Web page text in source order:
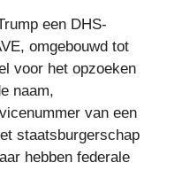
een DHS-
omgebouwd tot
voor het opzoeken
naam,
van een
staatsburgerschap
hebben federale